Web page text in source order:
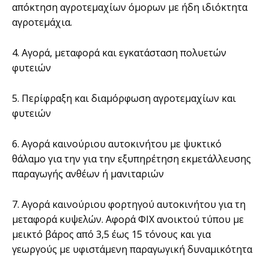
απόκτηση αγροτεμαχίων όμορων με ήδη ιδιόκτητα
αγροτεμάχια.
4. Αγορά, μεταφορά και εγκατάσταση πολυετών
φυτειών
5. Περίφραξη και διαμόρφωση αγροτεμαχίων και
φυτειών
6. Αγορά καινούριου αυτοκινήτου με ψυκτικό
θάλαμο για την για την εξυπηρέτηση εκμετάλλευσης
παραγωγής ανθέων ή μανιταριών
7. Αγορά καινούριου φορτηγού αυτοκινήτου για τη
μεταφορά κυψελών. Αφορά ΦΙΧ ανοικτού τύπου με
μεικτό βάρος από 3,5 έως 15 τόνους και για
γεωργούς με υφιστάμενη παραγωγική δυναμικότητα